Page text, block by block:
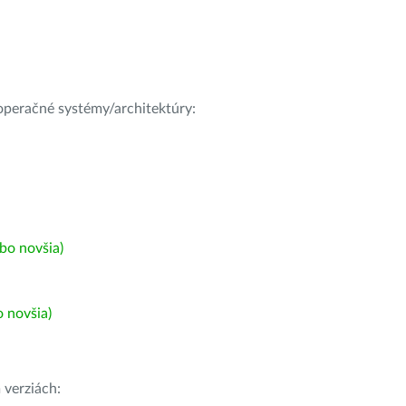
systémy/architektúry:
novšia)
novšia)
verziách: